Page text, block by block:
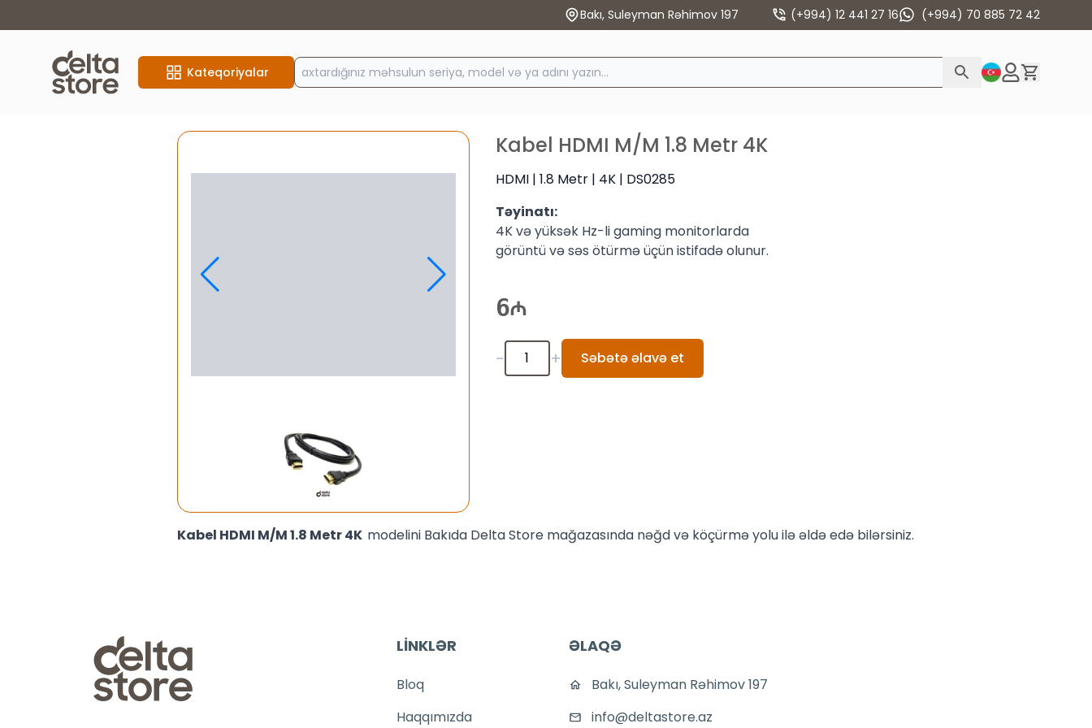
Bakı, Suleyman Rəhimov 197 (+994) 12 441 27 16 (+994) 70 885 72 42
Kateqoriyalar
Kabel HDMI M/M 1.8 Metr 4K
HDMI | 1.8 Metr | 4K | DS0285
Təyinatı:
4K və yüksək Hz-li gaming monitorlarda
görüntü və səs ötürmə üçün istifadə olunur.
6
- + Səbətə əlavə et
Kabel HDMI M/M 1.8 Metr 4K modelini Bakıda Delta Store mağazasında nəğd və köçürmə yolu ilə əldə edə bilərsiniz.
LİNKLƏR
Bloq
Haqqımızda
ƏLAQƏ
Bakı, Suleyman Rəhimov 197
info@deltastore.az